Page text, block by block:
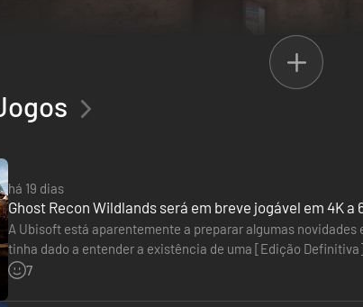
há 19 dias
Ghost Recon Wildlands será em breve jogável em 4K
A Ubisoft está aparentemente a preparar algumas
tinha dado a entender a existência de uma [Edição
ter-uma-edicao-definitiva-e-chegar-a-ps5-e-xbox-series)…
7